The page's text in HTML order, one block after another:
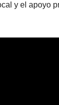
y el apoyo